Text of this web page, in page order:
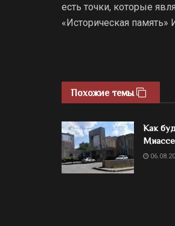
есть точки, которые
«Историческая память»
Похожие темы
Как